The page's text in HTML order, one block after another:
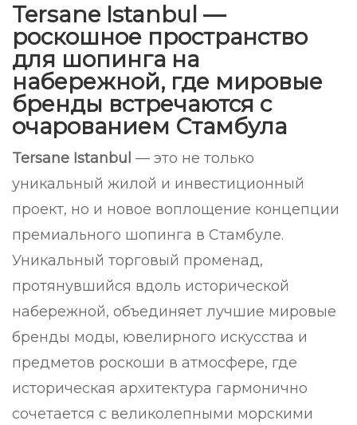
Tersane Istanbul —
роскошное пространство
для шопинга на
набережной, где мировые
бренды встречаются с
очарованием Стамбула
Tersane Istanbul — это не только
уникальный жилой и инвестиционный
проект, но и новое воплощение концепции
премиального шопинга в Стамбуле.
Уникальный торговый променад,
протянувшийся вдоль исторической
набережной, объединяет лучшие мировые
бренды моды, ювелирного искусства и
предметов роскоши в атмосфере, где
историческая архитектура гармонично
сочетается с великолепными морскими